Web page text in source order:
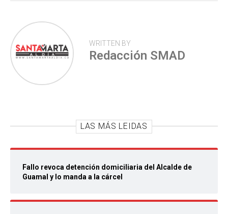
WRITTEN BY
Redacción SMAD
LAS MÁS LEIDAS
Fallo revoca detención domiciliaria del Alcalde de
Guamal y lo manda a la cárcel